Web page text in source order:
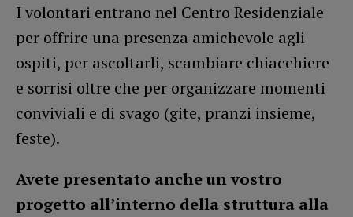
I volontari entrano nel Centro Residenziale
per offrire una presenza amichevole agli
ospiti, per ascoltarli, scambiare chiacchiere
e sorrisi oltre che per organizzare momenti
conviviali e di svago (gite, pranzi insieme,
feste).
Avete presentato anche un vostro
progetto all’interno della struttura alla